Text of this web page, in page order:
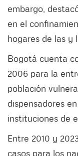
embargo,
en el
hogares de las y
Bogotá cuenta
2006 para la
población
dispensadores
instituciones de
Entre 2010 y
casos para los